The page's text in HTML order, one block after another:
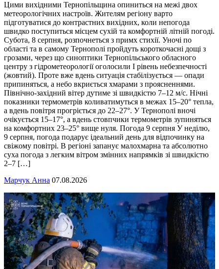
Цими вихідними Тернопільщина опиниться на межі двох
метеорологічних настроїв. Жителям регіону варто
підготуватися до контрастних вихідних, коли непогода
швидко поступиться місцем сухій та комфортній літній погоді.
Субота, 8 серпня, розпочнеться з примх стихії. Уночі по
області та в самому Тернополі пройдуть короткочасні дощі з
грозами, через що синоптики Тернопільського обласного
центру з гідрометеорології оголосили І рівень небезпечності
(жовтий). Проте вже вдень ситуація стабілізується — опади
припиняться, а небо вкриється хмарами з проясненнями.
Північно-західний вітер дутиме зі швидкістю 7–12 м/с. Нічні
показники термометрів коливатимуться в межах 15–20° тепла,
а вдень повітря прогріється до 22–27°. У Тернополі вночі
очікується 15–17°, а вдень стовпчики термометрів зупиняться
на комфортних 23–25° вище нуля. Погода 9 серпня У неділю,
9 серпня, погода подарує ідеальний день для відпочинку на
свіжому повітрі. В регіоні запанує малохмарна та абсолютно
суха погода з легким вітром змінних напрямків зі швидкістю
2–7 […]
Марчук Анна 07.08.2026